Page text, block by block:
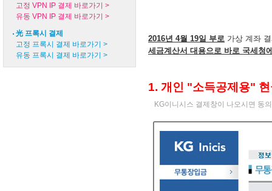
고정 VPN IP 결제 바로가기 >
유동 VPN IP 결제 바로가기 >
光 프록시 결제
고정 프록시 결제 바로가기 >
유동 프록시 결제 바로가기 >
2016년 4월 19일 부로 가상 계좌
세금계산서 대용으로 바로 국세청
1. 개인 "소득공제용"
KG이니시스 결제창이 나오시면 동